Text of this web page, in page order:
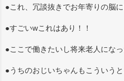
●これ、冗談抜きでお年寄りの脳
●すごいwこれはあり！！
●ここで働きたいし将来老人にな
●うちのおじいちゃんもこういう